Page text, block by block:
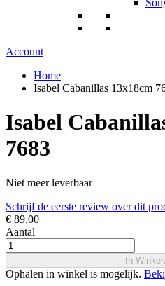
Account
Home
Isabel Cabanillas 13x18cm
Isabel
7683
Niet meer leverbaar
Schrijf de eerste review over dit
€ 89,00
Aantal
In
Ophalen in winkel is mogelijk.